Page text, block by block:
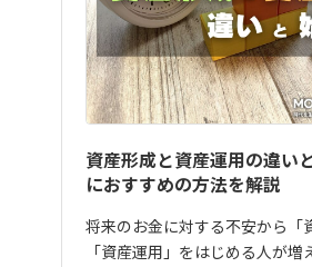
資産形成と資産運用の違い
におすすめの方法を解説
将来のお金に対する不安から「
「資産運用」をはじめる人が増